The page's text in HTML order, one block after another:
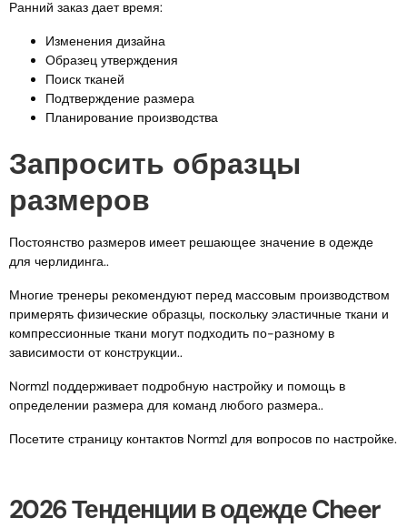
Ранний заказ дает время:
Изменения дизайна
Образец утверждения
Поиск тканей
Подтверждение размера
Планирование производства
Запросить образцы
размеров
Постоянство размеров имеет решающее значение в одежде
для черлидинга..
Многие тренеры рекомендуют перед массовым производством
примерять физические образцы, поскольку эластичные ткани и
компрессионные ткани могут подходить по-разному в
зависимости от конструкции..
Normzl поддерживает подробную настройку и помощь в
определении размера для команд любого размера..
Посетите страницу контактов Normzl для вопросов по настройке.
2026 Тенденции в одежде Cheer